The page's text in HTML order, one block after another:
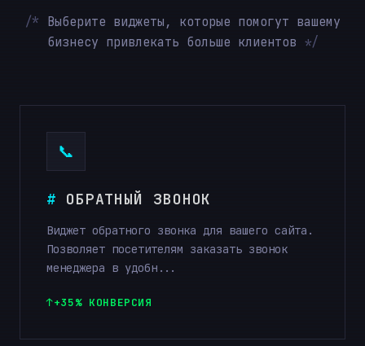
Выберите виджеты, которые помогут вашему
бизнесу привлекать больше клиентов
📞
ОБРАТНЫЙ ЗВОНОК
Виджет обратного звонка для вашего сайта.
Позволяет посетителям заказать звонок
менеджера в удобн...
+35% КОНВЕРСИЯ